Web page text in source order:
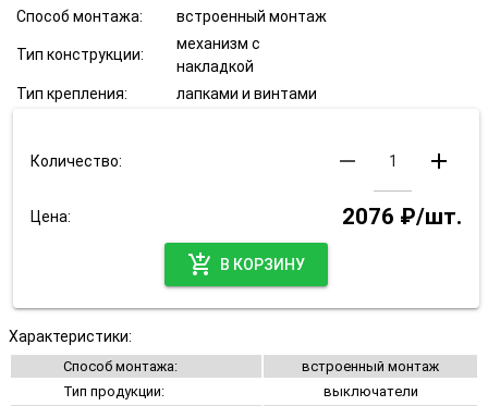
Способ монтажа:
встроенный монтаж
Тип конструкции:
механизм с
накладкой
Тип крепления:
лапками и винтами
Количество: remove add
Цена:
2076 ₽/шт.
add_shopping_cart
В КОРЗИНУ
Характеристики:
Способ монтажа:
встроенный монтаж
Тип продукции:
выключатели